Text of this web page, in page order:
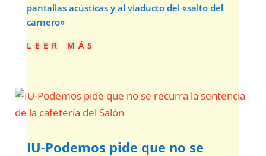
pantallas acústicas y al viaducto del «salto del
carnero»
leer más
IU-Podemos pide que no se